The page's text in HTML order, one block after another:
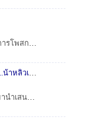
สวัสดี.... น้าๆ ป้าๆ และเพื่อนๆชาว SFC ทุกๆท่าน ห่างหายจากการโพสกระทู้ไปเป็นเวลา 1 ปีเต็มๆ แต่ผมไม่ได้ห่างหายไปไหน ยังคงแวะเวียนเข้ามาชม และตอบกระทู้บ...
+++เมื่อเพื่อนต่างวัย..อยากไปลองสัตว์ใหญ่แห่งลุ่มน้ำอเมซอน..น้าหลิวเลยจัดให้+++
สวัสดีครับ น้าๆ ป้าๆ และสมาชิกชาว SFC ทุกท่านวันนี้มีทริป มานำเสนอให้เพื่อนๆสมาชิกได้ชมกันอีกครั้ง เนื่องจาก น้องแมน เพื่อนต่างวัย แต่มีอุดมการณ์เ...